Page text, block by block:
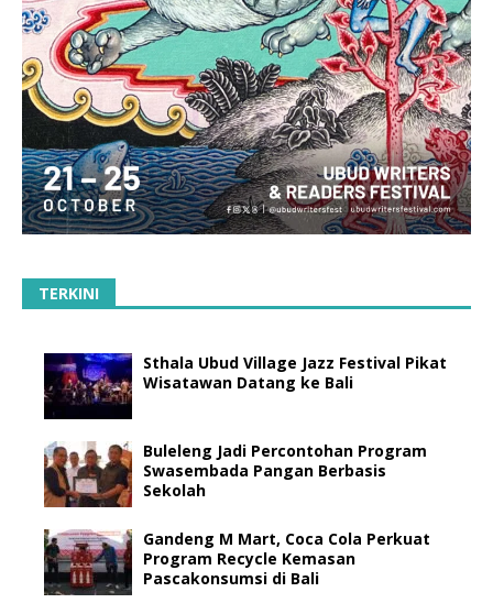
TERKINI
Sthala Ubud Village Jazz Festival Pikat
Wisatawan Datang ke Bali
Buleleng Jadi Percontohan Program
Swasembada Pangan Berbasis
Sekolah
Gandeng M Mart, Coca Cola Perkuat
Program Recycle Kemasan
Pascakonsumsi di Bali